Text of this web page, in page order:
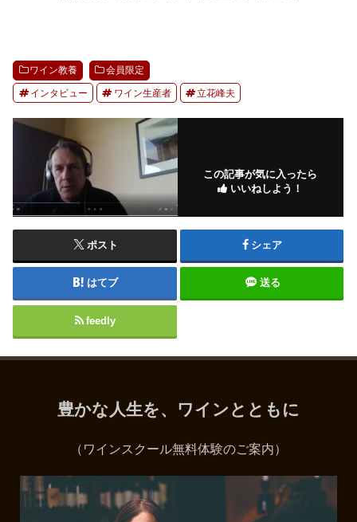
ワイン教養 会員限定
インタビュー ワイン生産者 立花峰夫
この記事が気に入ったら
いいねしよう！
ポスト シェア
はてブ 送る
feedly
豊かな人生を、ワインとともに
（ワインスクール無料体験のご案内）